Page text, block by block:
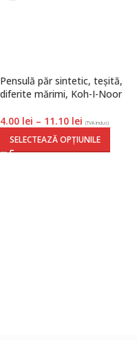
Pensulă păr sintetic, teșită,
diferite mărimi, Koh-I-Noor
4.00 lei – 11.10 lei (TVA inclus)
SELECTEAZĂ OPȚIUNILE